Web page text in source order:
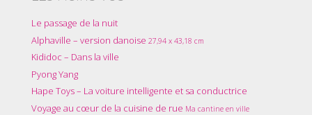
Le passage de la nuit
Alphaville – version danoise 27,94 x 43,18 cm
Kididoc – Dans la ville
Pyong Yang
Hape Toys – La voiture intelligente et sa conductrice
Voyage au cœur de la cuisine de rue Ma cantine en ville